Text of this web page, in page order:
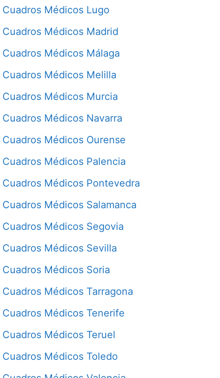
Cuadros Médicos Lugo
Cuadros Médicos Madrid
Cuadros Médicos Málaga
Cuadros Médicos Melilla
Cuadros Médicos Murcia
Cuadros Médicos Navarra
Cuadros Médicos Ourense
Cuadros Médicos Palencia
Cuadros Médicos Pontevedra
Cuadros Médicos Salamanca
Cuadros Médicos Segovia
Cuadros Médicos Sevilla
Cuadros Médicos Soria
Cuadros Médicos Tarragona
Cuadros Médicos Tenerife
Cuadros Médicos Teruel
Cuadros Médicos Toledo